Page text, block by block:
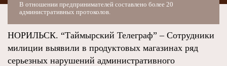
В отношении предпринимателей составлено более 20
административных протоколов.
НОРИЛЬСК. “Таймырский Телеграф” – Сотрудники
милиции выявили в продуктовых магазинах ряд
серьезных нарушений административного